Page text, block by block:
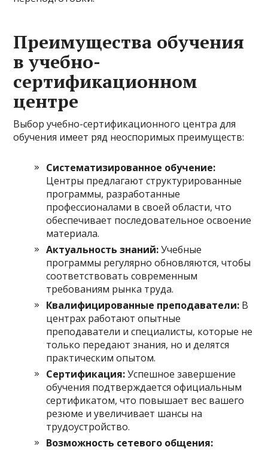
Преимущества обучения
в учебно-
сертификационном
центре
Выбор учебно-сертификационного центра для
обучения имеет ряд неоспоримых преимуществ:
Систематизированное обучение:
Центры предлагают структурированные
программы, разработанные
профессионалами в своей области, что
обеспечивает последовательное освоение
материала.
Актуальность знаний:Учебные
программы регулярно обновляются, чтобы
соответствовать современным
требованиям рынка труда.
Квалифицированные преподаватели: В
центрах работают опытные
преподаватели и специалисты, которые не
только передают знания, но и делятся
практическим опытом.
Сертификация:Успешное завершение
обучения подтверждается официальным
сертификатом, что повышает вес вашего
резюме и увеличивает шансы на
трудоустройство.
Возможность сетевого общения: